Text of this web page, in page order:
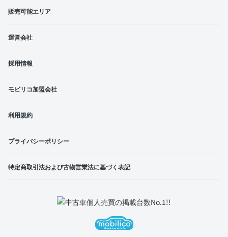
販売可能エリア
運営会社
採用情報
モビリコ加盟会社
利用規約
プライバシーポリシー
特定商取引法および古物営業法に基づく表記